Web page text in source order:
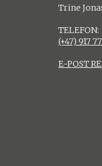
Trine
TELEFON:
(+47) 917
E-POST